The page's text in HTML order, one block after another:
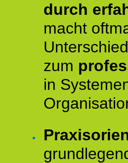
durch
macht
zum
in